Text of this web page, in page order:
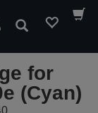
Buscar
for
(Cyan)